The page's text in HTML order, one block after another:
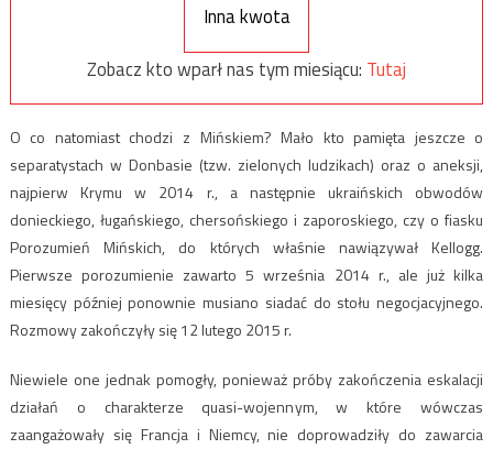
Inna kwota
Zobacz kto wparł nas tym miesiącu: Tutaj
O co natomiast chodzi z Mińskiem? Mało kto pamięta jeszcze o
separatystach w Donbasie (tzw. zielonych ludzikach) oraz o aneksji,
najpierw Krymu w 2014 r., a następnie ukraińskich obwodów
donieckiego, ługańskiego, chersońskiego i zaporoskiego, czy o fiasku
Porozumień Mińskich, do których właśnie nawiązywał Kellogg.
Pierwsze porozumienie zawarto 5 września 2014 r., ale już kilka
miesięcy później ponownie musiano siadać do stołu negocjacyjnego.
Rozmowy zakończyły się 12 lutego 2015 r.
Niewiele one jednak pomogły, ponieważ próby zakończenia eskalacji
działań o charakterze quasi-wojennym, w które wówczas
zaangażowały się Francja i Niemcy, nie doprowadziły do zawarcia